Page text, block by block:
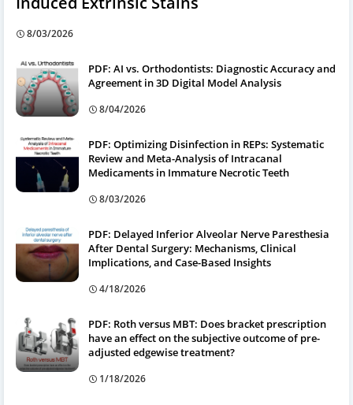
8/03/2026
PDF: AI vs. Orthodontists: Diagnostic Accuracy and
Agreement in 3D Digital Model Analysis
8/04/2026
PDF: Optimizing Disinfection in REPs: Systematic
Review and Meta-Analysis of Intracanal
Medicaments in Immature Necrotic Teeth
8/03/2026
PDF: Delayed Inferior Alveolar Nerve Paresthesia
After Dental Surgery: Mechanisms, Clinical
Implications, and Case-Based Insights
4/18/2026
PDF: Roth versus MBT: Does bracket prescription
have an effect on the subjective outcome of pre-
adjusted edgewise treatment?
1/18/2026